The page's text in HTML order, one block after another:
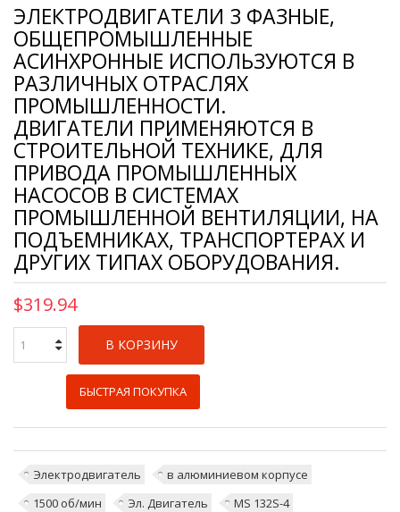
ЭЛЕКТРОДВИГАТЕЛИ 3 ФАЗНЫЕ,
ОБЩЕПРОМЫШЛЕННЫЕ
АСИНХРОННЫЕ ИСПОЛЬЗУЮТСЯ В
РАЗЛИЧНЫХ ОТРАСЛЯХ
ПРОМЫШЛЕННОСТИ.
ДВИГАТЕЛИ ПРИМЕНЯЮТСЯ В
СТРОИТЕЛЬНОЙ ТЕХНИКЕ, ДЛЯ
ПРИВОДА ПРОМЫШЛЕННЫХ
НАСОСОВ В СИСТЕМАХ
ПРОМЫШЛЕННОЙ ВЕНТИЛЯЦИИ, НА
ПОДЪЕМНИКАХ, ТРАНСПОРТЕРАХ И
ДРУГИХ ТИПАХ ОБОРУДОВАНИЯ.
$319.94
В КОРЗИНУ
БЫСТРАЯ ПОКУПКА
Электродвигатель
в алюминиевом корпусе
1500 об/мин
Эл. Двигатель MS 132S-4